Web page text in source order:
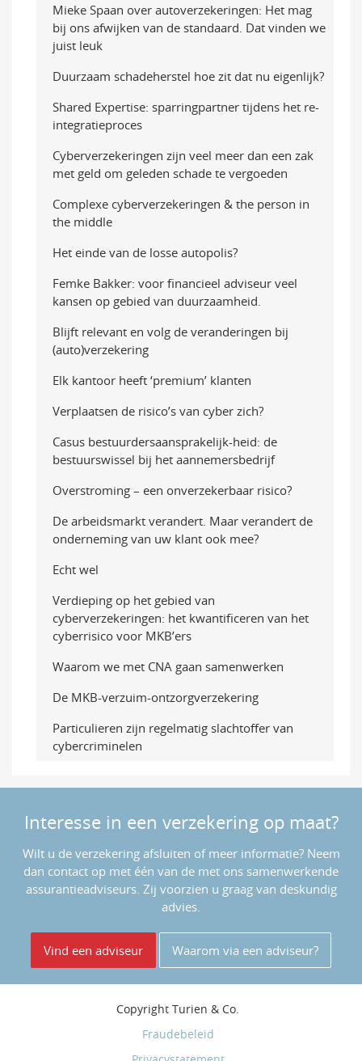
Mieke Spaan over autoverzekeringen: Het mag
bij ons afwijken van de standaard. Dat vinden we
juist leuk
Duurzaam schadeherstel hoe zit dat nu eigenlijk?
Shared Expertise: sparringpartner tijdens het re-
integratieproces
Cyberverzekeringen zijn veel meer dan een zak
met geld om geleden schade te vergoeden
Complexe cyberverzekeringen & the person in
the middle
Het einde van de losse autopolis?
Femke Bakker: voor financieel adviseur veel
kansen op gebied van duurzaamheid.
Blijft relevant en volg de veranderingen bij
(auto)verzekering
Elk kantoor heeft ‘premium’ klanten
Verplaatsen de risico’s van cyber zich?
Casus bestuurdersaansprakelijk-heid: de
bestuurswissel bij het aannemersbedrijf
Overstroming – een onverzekerbaar risico?
De arbeidsmarkt verandert. Maar verandert de
onderneming van uw klant ook mee?
Echt wel
Verdieping op het gebied van
cyberverzekeringen: het kwantificeren van het
cyberrisico voor MKB’ers
Waarom we met CNA gaan samenwerken
De MKB-verzuim-ontzorgverzekering
Particulieren zijn regelmatig slachtoffer van
cybercriminelen
Interesse in een verzekering op maat?
Wilt u de verzekering afsluiten of meer informatie? Neem
dan contact op met één van de met ons samenwerkende
assurantieadviseurs. Zij voorzien u graag van deskundig
advies.
Vind een adviseur Waarom via een adviseur?
Copyright Turien & Co.
Fraudebeleid